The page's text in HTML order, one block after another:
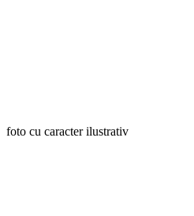
foto cu caracter ilustrativ